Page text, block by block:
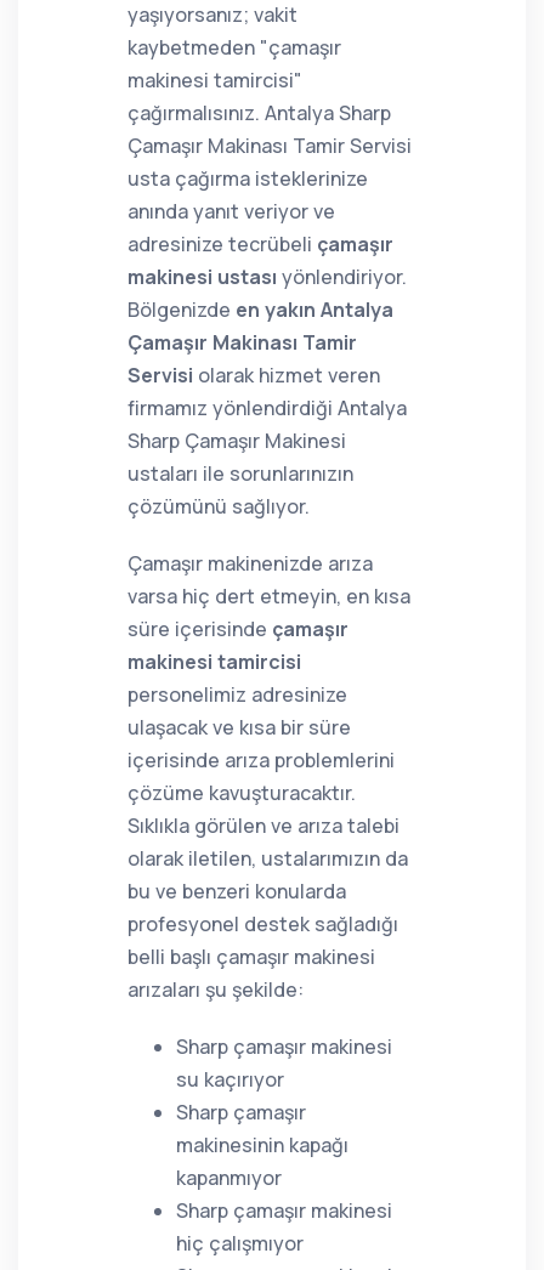
yaşıyorsanız; vakit
kaybetmeden "çamaşır
makinesi tamircisi"
çağırmalısınız. Antalya Sharp
Çamaşır Makinası Tamir Servisi
usta çağırma isteklerinize
anında yanıt veriyor ve
adresinize tecrübeli çamaşır
makinesi ustası yönlendiriyor.
Bölgenizde en yakın Antalya
Çamaşır Makinası Tamir
Servisi olarak hizmet veren
firmamız yönlendirdiği Antalya
Sharp Çamaşır Makinesi
ustaları ile sorunlarınızın
çözümünü sağlıyor.
Çamaşır makinenizde arıza
varsa hiç dert etmeyin, en kısa
süre içerisinde çamaşır
makinesi tamircisi
personelimiz adresinize
ulaşacak ve kısa bir süre
içerisinde arıza problemlerini
çözüme kavuşturacaktır.
Sıklıkla görülen ve arıza talebi
olarak iletilen, ustalarımızın da
bu ve benzeri konularda
profesyonel destek sağladığı
belli başlı çamaşır makinesi
arızaları şu şekilde:
Sharp çamaşır makinesi
su kaçırıyor
Sharp çamaşır
makinesinin kapağı
kapanmıyor
Sharp çamaşır makinesi
hiç çalışmıyor